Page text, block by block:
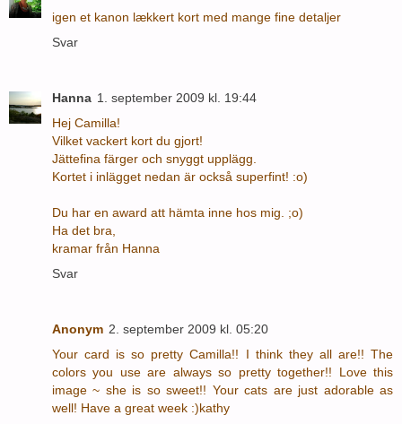
igen et kanon lækkert kort med mange fine detaljer
Svar
Hanna 1. september 2009 kl. 19:44
Hej Camilla!
Vilket vackert kort du gjort!
Jättefina färger och snyggt upplägg.
Kortet i inlägget nedan är också superfint! :o)
Du har en award att hämta inne hos mig. ;o)
Ha det bra,
kramar från Hanna
Svar
Anonym 2. september 2009 kl. 05:20
Your card is so pretty Camilla!! I think they all are!! The
colors you use are always so pretty together!! Love this
image ~ she is so sweet!! Your cats are just adorable as
well! Have a great week :)kathy